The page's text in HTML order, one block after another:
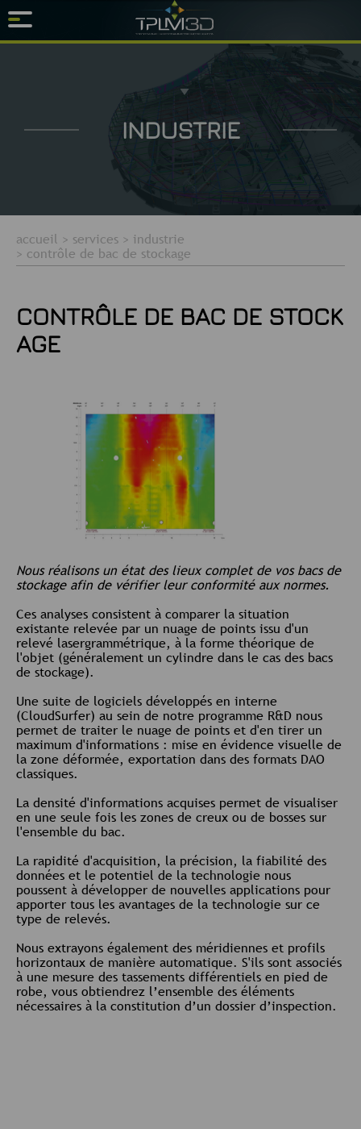
INDUSTRIE
accueil > services > industrie
> contrôle de bac de stockage
CONTRÔLE DE BAC DE STOCK
AGE
Nous réalisons un état des lieux complet de vos bacs de
stockage afin de vérifier leur conformité aux normes.
Ces analyses consistent à comparer la situation
existante relevée par un nuage de points issu d'un
relevé lasergrammétrique, à la forme théorique de
l'objet (généralement un cylindre dans le cas des bacs
de stockage).
Une suite de logiciels développés en interne
(CloudSurfer) au sein de notre programme R&D nous
permet de traiter le nuage de points et d'en tirer un
maximum d'informations : mise en évidence visuelle de
la zone déformée, exportation dans des formats DAO
classiques.
La densité d'informations acquises permet de visualiser
en une seule fois les zones de creux ou de bosses sur
l'ensemble du bac.
La rapidité d'acquisition, la précision, la fiabilité des
données et le potentiel de la technologie nous
poussent à développer de nouvelles applications pour
apporter tous les avantages de la technologie sur ce
type de relevés.
Nous extrayons également des méridiennes et profils
horizontaux de manière automatique. S'ils sont associés
à une mesure des tassements différentiels en pied de
robe, vous obtiendrez l’ensemble des éléments
nécessaires à la constitution d’un dossier d’inspection.